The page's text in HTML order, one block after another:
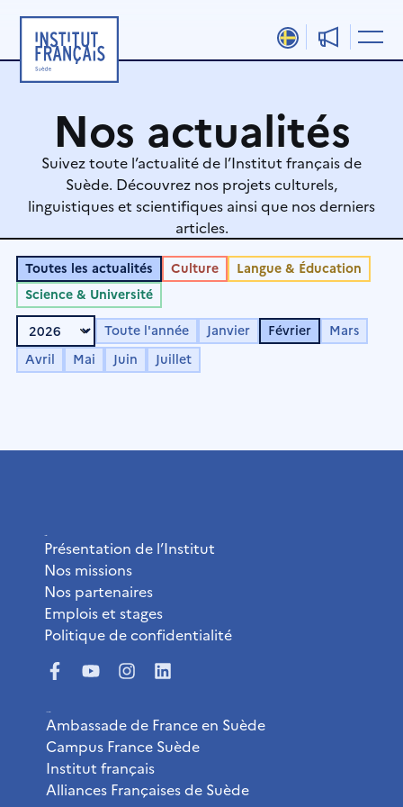
contenu
Nos actualités
Suivez toute l’actualité de l’Institut français de
Suède. Découvrez nos projets culturels,
linguistiques et scientifiques ainsi que nos derniers
articles.
Toutes les actualités Culture
Langue & Éducation
Science & Université
Toute l'année Janvier Février
Mars
Avril
Mai Juin Juillet
Présentation de l’Institut
Nos missions
Nos partenaires
Emplois et stages
Politique de confidentialité
Ambassade de France en Suède
Campus France Suède
Institut français
Alliances Françaises de Suède